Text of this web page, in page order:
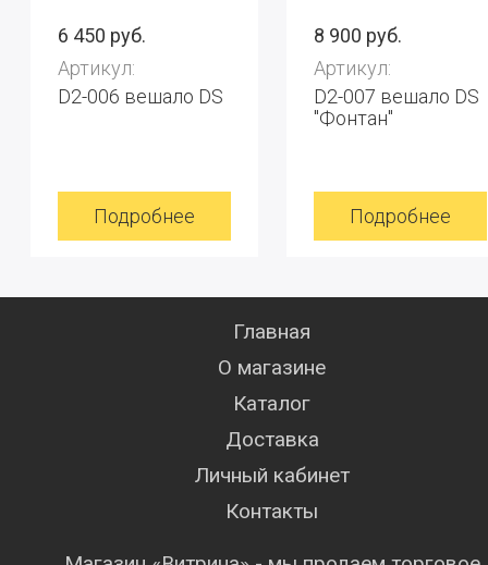
6 450 руб.
Артикул:
D2-006 вешало DS
Подробнее
8 900 руб.
Артикул:
D2-007 вешало DS
"Фонтан"
Подробнее
Главная
О магазине
Каталог
Доставка
Личный кабинет
Контакты